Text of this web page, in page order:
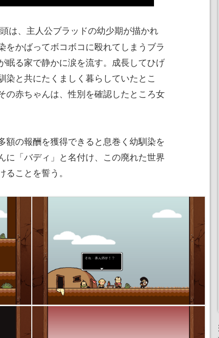
は、主人公ブラッドの幼少期が描かれ
をかばってボコボコに殴れてしまうブラ
眠る家で静かに涙を流す。成長してひげ
染と共にたくましく暮らしていたとこ
の赤ちゃんは、性別を確認したところ女
額の報酬を獲得できると息巻く幼馴染を
に「バディ」と名付け、この廃れた世界
ことを誓う。